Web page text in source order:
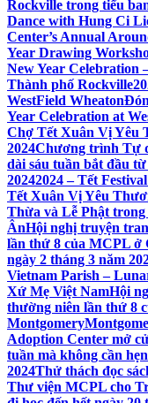
Rockville trong tiểu
Dance with Hung Ci
Center’s Annual
Year Drawing
New Year Celebration
Thành phố Rockville
WestField Wheaton
Year Celebration at
Chợ Tết Xuân Vị Yêu
2024Chương trình Tự
dài sáu tuần bắt đầu
20242024 – Tết
Tết Xuân Vị Yêu
Thừa và Lễ Phật
ÂnHội nghị truyện
lần thứ 8 của MCPL ở
ngày 2 tháng 3 năm
Vietnam Parish –
Xứ Mẹ Việt NamHội
thường niên lần thứ 8
Montgomery
Adoption Center mở
tuần mà không cần
2024Thử thách đọc
Thư viện MCPL cho